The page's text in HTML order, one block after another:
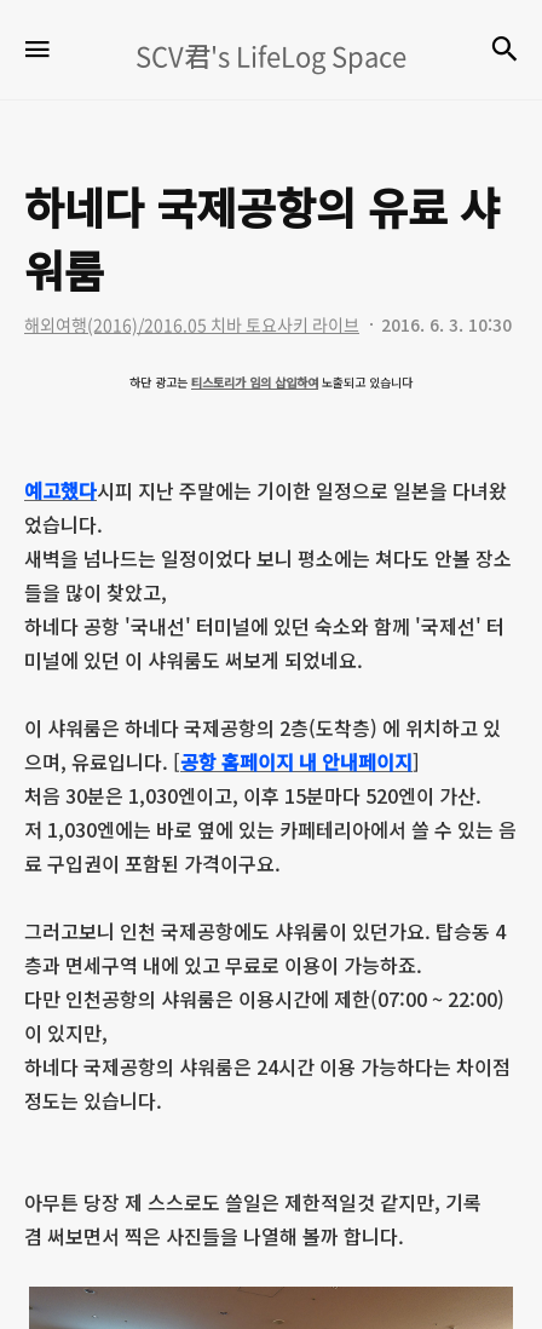
君's
SCV君's LifeLog Space
하네다 국제공항의 유료 샤
워룸
해외여행(2016)/2016.05 치바 토요사키 라이브 2016. 6. 3. 10:30
하단 광고는 티스토리가 임의 삽입하여 노출되고 있습니다
예고했다시피 지난 주말에는 기이한 일정으로 일본을 다녀왔
었습니다.
새벽을 넘나드는 일정이었다 보니 평소에는 쳐다도 안볼 장소
들을 많이 찾았고,
하네다 공항 '국내선' 터미널에 있던 숙소와 함께 '국제선' 터
미널에 있던 이 샤워룸도 써보게 되었네요.
이 샤워룸은 하네다 국제공항의 2층(도착층) 에 위치하고 있
으며, 유료입니다. [공항 홈페이지 내 안내페이지]
처음 30분은 1,030엔이고, 이후 15분마다 520엔이 가산.
저 1,030엔에는 바로 옆에 있는 카페테리아에서 쓸 수 있는 음
료 구입권이 포함된 가격이구요.
그러고보니 인천 국제공항에도 샤워룸이 있던가요. 탑승동 4
층과 면세구역 내에 있고 무료로 이용이 가능하죠.
다만 인천공항의 샤워룸은 이용시간에 제한(07:00 ~ 22:00)
이 있지만,
하네다 국제공항의 샤워룸은 24시간 이용 가능하다는 차이점
정도는 있습니다.
아무튼 당장 제 스스로도 쓸일은 제한적일것 같지만, 기록
겸 써보면서 찍은 사진들을 나열해 볼까 합니다.